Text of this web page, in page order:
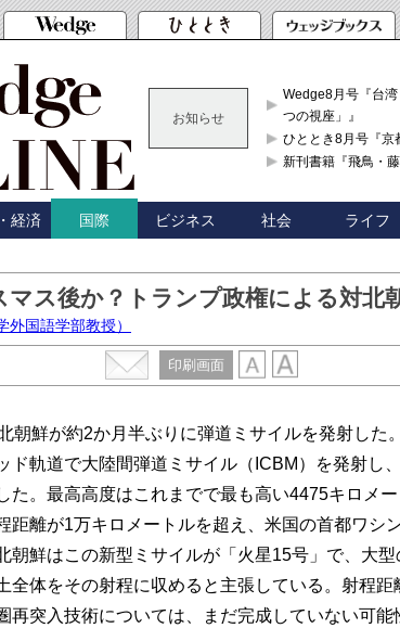
お知らせ
Wedge8月号『台
つの視座」』
ひととき8月号『
新刊書籍『飛鳥・
経済 国際 ビジネス 社会 ライフ
マス後か？トランプ政権による対北
外国語学部教授）
印刷画面
朝鮮が約2か月半ぶりに弾道ミサイルを発射した
ド軌道で大陸間弾道ミサイル（ICBM）を発射し
た。最高高度はこれまでで最も高い4475キロメ
距離が1万キロメートルを超え、米国の首都ワシ
朝鮮はこの新型ミサイルが「火星15号」で、大
全体をその射程に収めると主張している。射程
再突入技術については、まだ完成していない可能